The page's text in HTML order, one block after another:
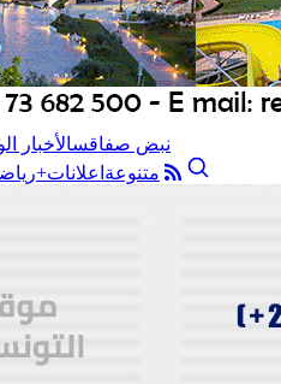
نبض صفاقسالأخبار
متنوعة اعلانات+